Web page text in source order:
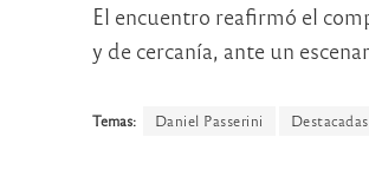
El encuentro reafirmó el
y de cercanía, ante un
Temas: Daniel Passerini Destacadas